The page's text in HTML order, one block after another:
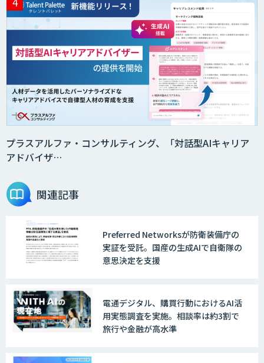
プラスアルファ・コンサルティング、「対話型AIキャリア
アドバイザ…
関連記事
Preferred Networksが防衛装備庁の
実証を受託。国産の生成AIで自衛隊の
意思決定を支援
電通デジタル、購買行動におけるAI活
用実態調査を実施。相談率は約3割で
旅行や金融が高水準